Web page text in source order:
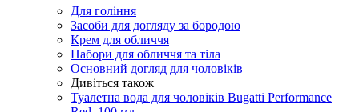
Для гоління
Засоби для догляду за бородою
Крем для обличчя
Набори для обличчя та тіла
Основний догляд для чоловіків
Дивіться також
Туалетна вода для чоловіків Bugatti Performance